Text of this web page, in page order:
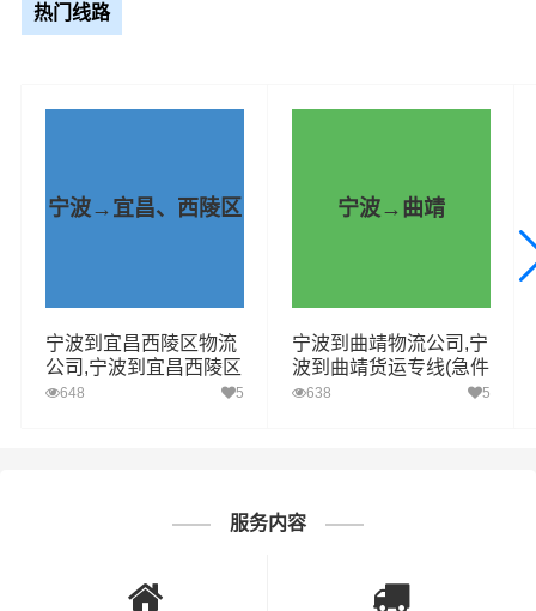
车型规格
9.6米 1633.86km 电话咨询
17.5米 1633.86km 电话咨询
个人护理产品等。
半成品和成品，如钢材、塑料制品、金属制
热门线路
宁波→宜昌、西陵区
宁波到宜昌西陵区物流
公司,宁波到宜昌西陵区
货运专线(安全高效)
648 5
宁波→曲靖
宁波到曲靖物流公司,宁
波到曲靖货运专线(急件
定时达)
638 5
服务内容